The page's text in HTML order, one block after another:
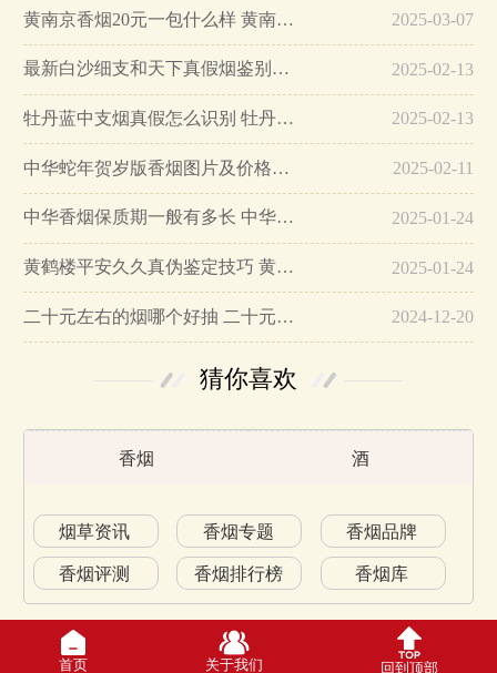
黄南京香烟20元一包什么样 黄南京香烟真假鉴别… 2025-03-07
最新白沙细支和天下真假烟鉴别指南… 2025-02-13
牡丹蓝中支烟真假怎么识别 牡丹蓝中支烟真假鉴别带图… 2025-02-13
中华蛇年贺岁版香烟图片及价格大全… 2025-02-11
中华香烟保质期一般有多长 中华香烟保质期在哪里看的… 2025-01-24
黄鹤楼平安久久真伪鉴定技巧 黄鹤楼平安久久二维码在哪里… 2025-01-24
二十元左右的烟哪个好抽 二十元左右的香烟排行榜最新款… 2024-12-20
猜你喜欢
香烟 酒
烟草资讯 香烟专题 香烟品牌
香烟评测 香烟排行榜 香烟库
首页 关于我们 回到顶部